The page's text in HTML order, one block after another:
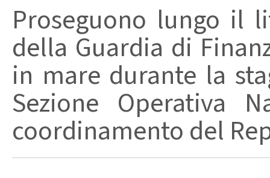
Proseguono lungo il
della Guardia di
in mare durante la
Sezione Operativa
coordinamento del